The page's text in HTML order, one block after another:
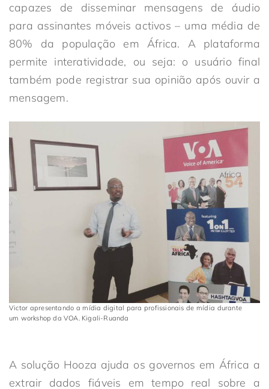
capazes de disseminar mensagens de áudio
para assinantes móveis activos – uma média de
80% da população em África. A plataforma
permite interatividade, ou seja: o usuário final
também pode registrar sua opinião após ouvir a
mensagem.
Victor apresentando a mídia digital para profissionais de mídia durante
um workshop da VOA. Kigali-Ruanda
A solução Hooza ajuda os governos em África a
extrair dados fiáveis em tempo real sobre a